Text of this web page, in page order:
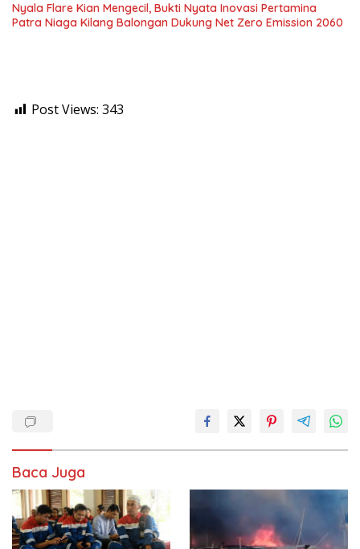
Nyala Flare Kian Mengecil, Bukti Nyata Inovasi Pertamina
Patra Niaga Kilang Balongan Dukung Net Zero Emission 2060
Post Views: 343
Baca Juga